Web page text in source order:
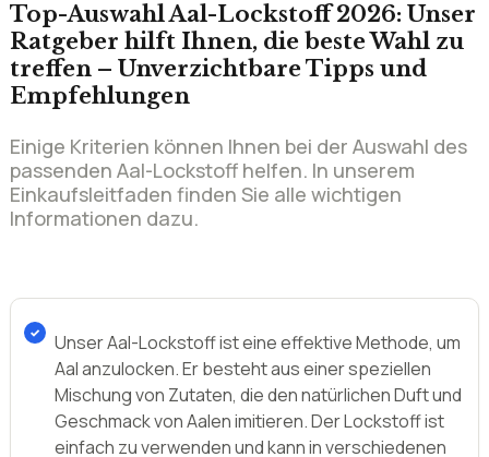
Top-Auswahl Aal-Lockstoff 2026: Unser
Ratgeber hilft Ihnen, die beste Wahl zu
treffen – Unverzichtbare Tipps und
Empfehlungen
Einige Kriterien können Ihnen bei der Auswahl des
passenden Aal-Lockstoff helfen. In unserem
Einkaufsleitfaden finden Sie alle wichtigen
Informationen dazu.
Unser Aal-Lockstoff ist eine effektive Methode, um
Aal anzulocken. Er besteht aus einer speziellen
Mischung von Zutaten, die den natürlichen Duft und
Geschmack von Aalen imitieren. Der Lockstoff ist
einfach zu verwenden und kann in verschiedenen